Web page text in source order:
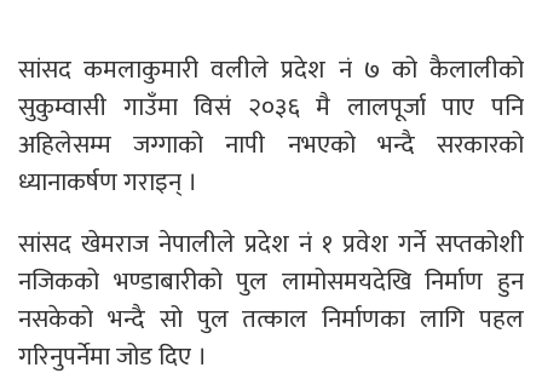
सांसद कमलाकुमारी वलीले प्रदेश नं ७ को कैलालीको
सुकुम्वासी गाउँमा विसं २०३६ मै लालपूर्जा पाए पनि
अहिलेसम्म जग्गाको नापी नभएको भन्दै सरकारको
ध्यानाकर्षण गराइन् ।
सांसद खेमराज नेपालीले प्रदेश नं १ प्रवेश गर्ने सप्तकोशी
नजिकको भण्डाबारीको पुल लामोसमयदेखि निर्माण हुन
नसकेको भन्दै सो पुल तत्काल निर्माणका लागि पहल
गरिनुपर्नेमा जोड दिए ।